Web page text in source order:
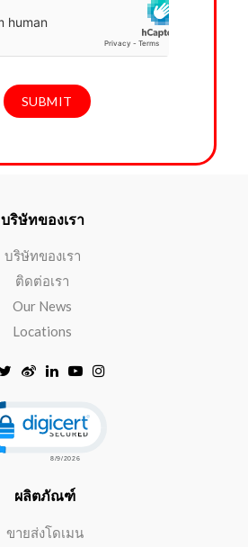
บริษัทของเรา
บริษัทของเรา
ติดต่อเรา
Our News
Locations
ผลิตภัณฑ์
ขายส่งโดเมน